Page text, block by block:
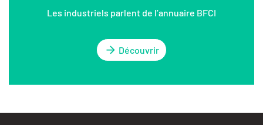
Les industriels parlent de l’annuaire BFCI
Découvrir